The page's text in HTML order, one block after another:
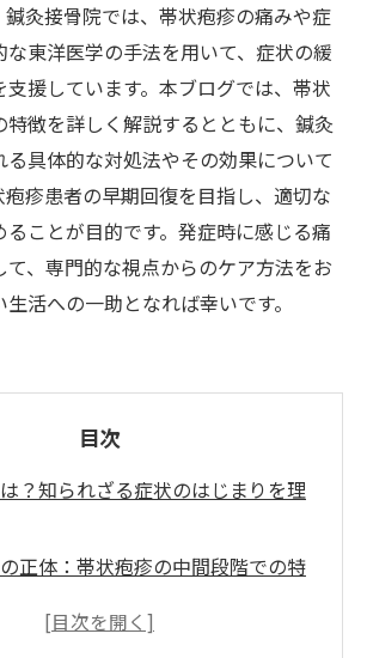
鍼灸接骨院では、帯状疱疹の痛みや症
東洋医学の手法を用いて、症状の緩
援しています。本ブログでは、帯状
徴を詳しく解説するとともに、鍼灸
具体的な対処法やその効果について
疹患者の早期回復を目指し、適切な
ことが目的です。発症時に感じる痛
て、専門的な視点からのケア方法をお
活への一助となれば幸いです。
目次
？知られざる症状のはじまりを理
正体：帯状疱疹の中間段階での特
支える治療法：鍼灸接骨院での帯状